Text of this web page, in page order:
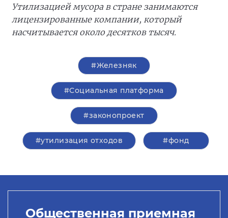
Утилизацией мусора в стране занимаются
лицензированные компании, который
насчитывается около десятков тысяч.
#Железняк
#Социальная платформа
#законопроект
#утилизация отходов #фонд
Общественная приемная